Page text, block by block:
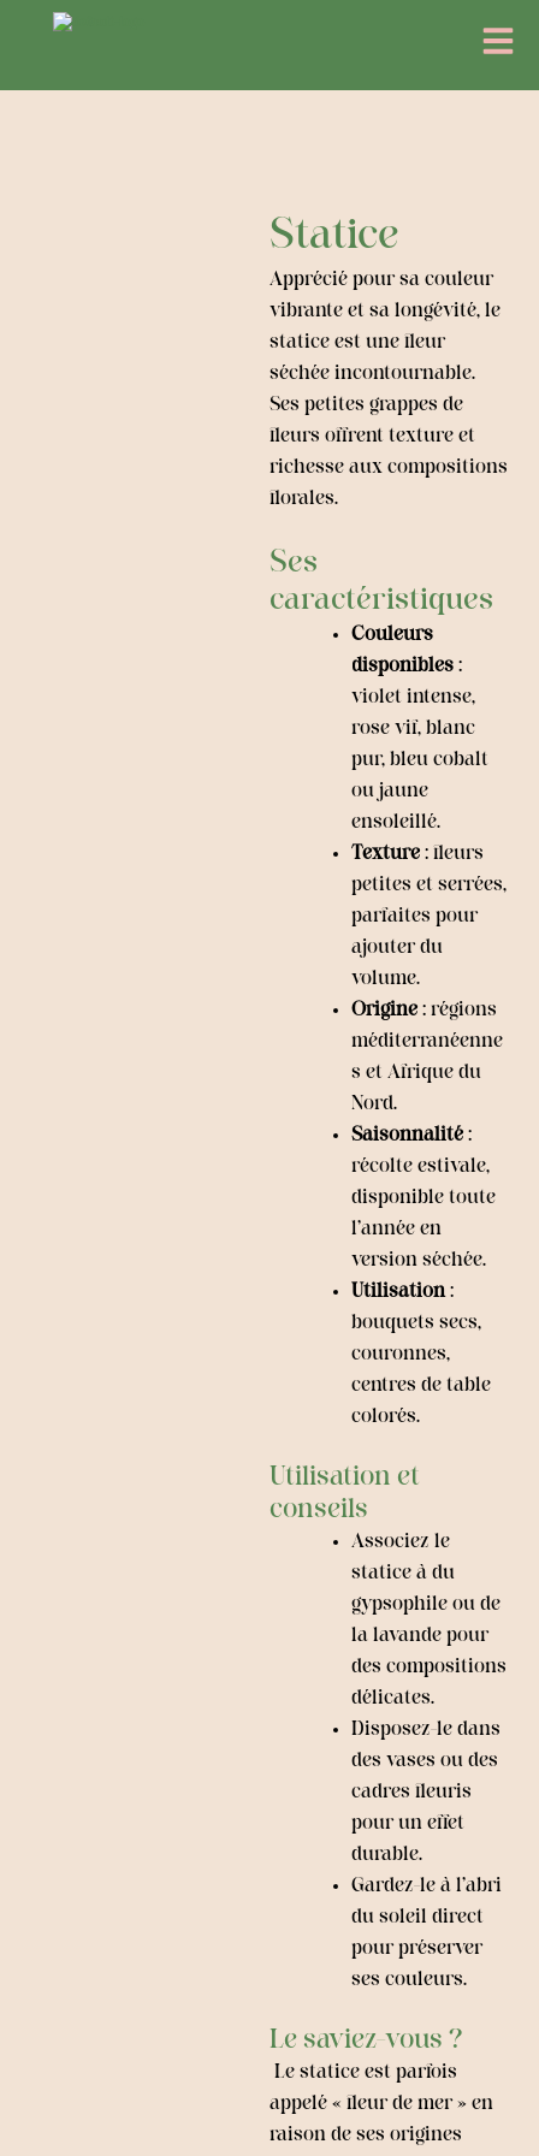
Menu
Statice
Apprécié pour sa couleur
vibrante et sa longévité, le
statice est une fleur
séchée incontournable.
Ses petites grappes de
fleurs offrent texture et
richesse aux compositions
florales.
Ses
caractéristiques
Couleurs
disponibles :
violet intense,
rose vif, blanc
pur, bleu cobalt
ou jaune
ensoleillé.
Texture : fleurs
petites et serrées,
parfaites pour
ajouter du
volume.
Origine : régions
méditerranéenne
s et Afrique du
Nord.
Saisonnalité :
récolte estivale,
disponible toute
l’année en
version séchée.
Utilisation:
bouquets secs,
couronnes,
centres de table
colorés.
Utilisation et
conseils
Associez le
statice à du
gypsophile ou de
la lavande pour
des compositions
délicates.
Disposez-le dans
des vases ou des
cadres fleuris
pour un effet
durable.
Gardez-le à l’abri
du soleil direct
pour préserver
ses couleurs.
Le saviez-vous ?
Le statice est parfois
appelé « fleur de mer » en
raison de ses origines